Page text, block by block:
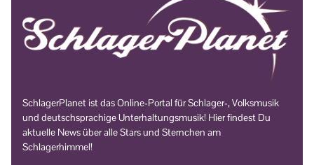
SchlagerPlanet ist das Online-Portal für Schlager-, Volksmusik
und deutschsprachige Unterhaltungsmusik! Hier findest Du
aktuelle News über alle Stars und Sternchen am
Schlagerhimmel!